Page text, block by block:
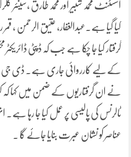
اسسٹنٹ محمد شبیر اور محمد طارق ،سینئر
کیا گیا ہے۔عبدالغفار، عتیق الرحمن ، قمر
گرفتار کیا جا چکا ہے جب کہ ڈپٹی ڈائریکٹر
کے لیے کارروائی جاری ہے۔ ڈی جی
نے ان گرفتاریوں کے ضمن میں کہا
ٹالرنس کی پالیسی پر عمل کیا جا رہا ہے۔
عناصر کو نشان عبرت بنایا جائے گا ۔